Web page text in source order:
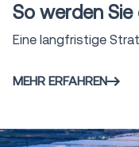
So werden Sie
Eine langfristige
MEHR ERFAHREN